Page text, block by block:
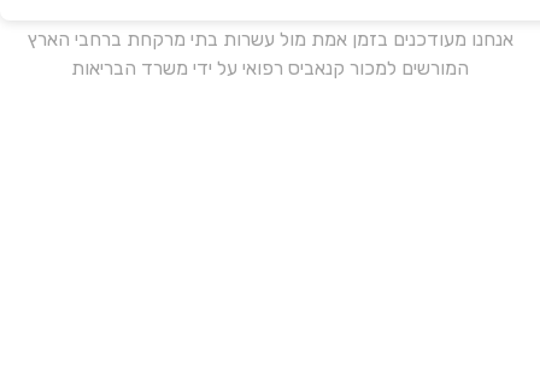
אנחנו מעודכנים בזמן אמת מול עשרות בתי מרקחת ברחבי הארץ
המורשים למכור קנאביס רפואי על ידי משרד הבריאות